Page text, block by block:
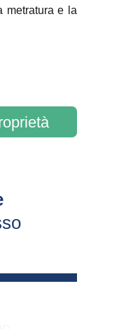
metratura e la